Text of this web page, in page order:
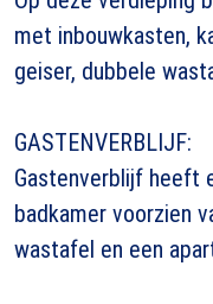
met inbouwkasten,
geiser, dubbele
GASTENVERBLIJF:
Gastenverblijf heeft
badkamer voorzien
wastafel en een